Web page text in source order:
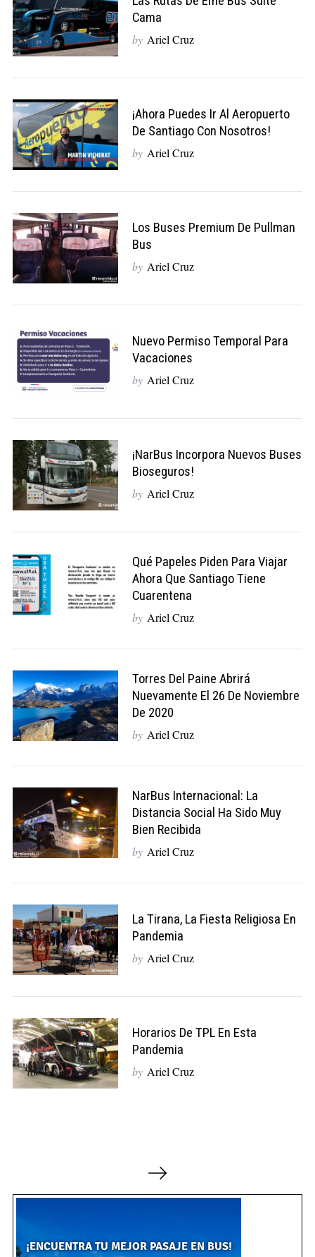
Cama
by Ariel Cruz
¡Ahora Puedes Ir Al Aeropuerto
De Santiago Con Nosotros!
by Ariel Cruz
Los Buses Premium De Pullman
Bus
by Ariel Cruz
Nuevo Permiso Temporal Para
Vacaciones
by Ariel Cruz
¡NarBus Incorpora Nuevos Buses
Bioseguros!
by Ariel Cruz
Qué Papeles Piden Para Viajar
Ahora Que Santiago Tiene
Cuarentena
by Ariel Cruz
Torres Del Paine Abrirá
Nuevamente El 26 De Noviembre
De 2020
by Ariel Cruz
NarBus Internacional: La
Distancia Social Ha Sido Muy
Bien Recibida
by Ariel Cruz
La Tirana, La Fiesta Religiosa En
Pandemia
by Ariel Cruz
Horarios De TPL En Esta
Pandemia
by Ariel Cruz
v